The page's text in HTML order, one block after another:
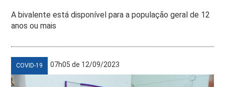
A bivalente está disponível para a população geral de 12
anos ou mais
COVID-19 07h05 de 12/09/2023